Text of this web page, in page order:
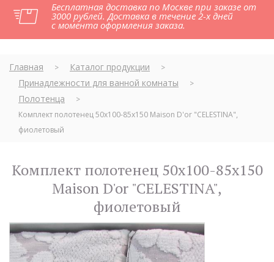
Бесплатная доставка по Москве при заказе от
3000 рублей. Доставка в течение 2-х дней
с момента оформления заказа.
Главная > Каталог продукции >
Принадлежности для ванной комнаты >
Полотенца
>
Комплект полотенец 50x100-85x150 Maison D'or "CELESTINA",
фиолетовый
Комплект полотенец 50x100-85x150
Maison D'or "CELESTINA",
фиолетовый